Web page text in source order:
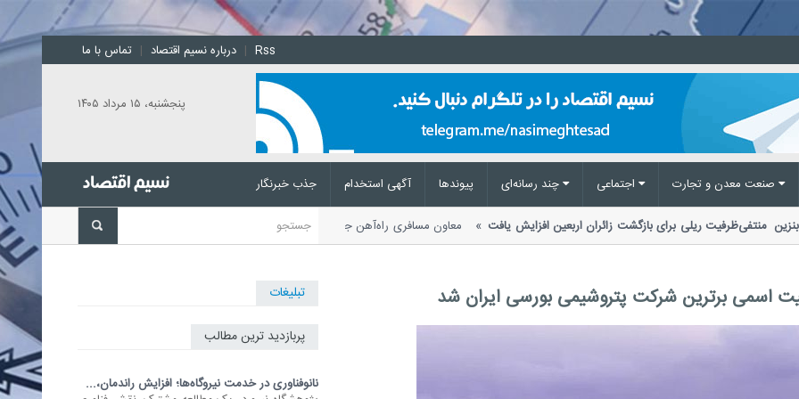
تماس با ما | درباره نسیم اقتصاد | Rss
پنجشنبه، ۱۵ مرداد ۱۴۰۵
جذب خبرنگار آگهی استخدام پیوند‌ها
ظرفیت ریلی برای بازگشت زائران اربعین افزایش یافت
معاون مسافری راه‌آهن جمهوری اسلامی ایران
از افزایش ظرفیت قطارها...
بنزین منتفی
تبلیغات
پربازدید ترین مطالب
نانوفناوری در خدمت نیروگاه‌ها؛ افزایش راندمان،...